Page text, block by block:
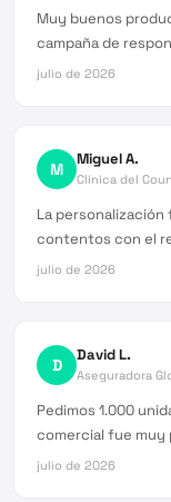
Muy buenos
campaña de
julio de 2026
M Miguel A.
Clínica del
La
contentos con el
julio de 2026
D David L.
Aseguradora
Pedimos 1.000
comercial fue muy
julio de 2026